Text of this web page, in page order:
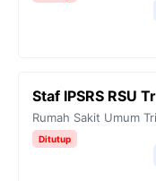
Staf IPSRS RSU
Rumah Sakit Umum
Ditutup